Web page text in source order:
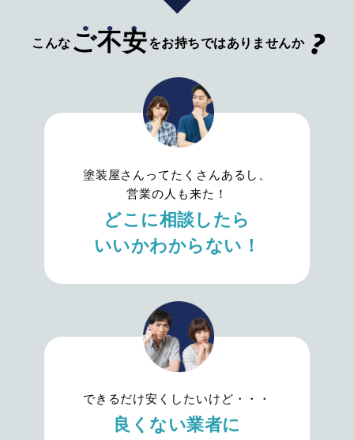
こんな ご不安をお持ちではありませんか
塗装屋さんってたくさんあるし、
営業の人も来た！
どこに相談したら
いいかわからない！
できるだけ安くしたいけど・・・
良くない業者に